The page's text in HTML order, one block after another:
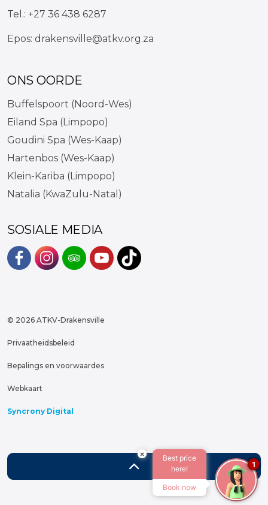
Tel.: +27 36 438 6287
Epos: drakensville@atkv.org.za
ONS OORDE
Buffelspoort (Noord-Wes)
Eiland Spa (Limpopo)
Goudini Spa (Wes-Kaap)
Hartenbos (Wes-Kaap)
Klein-Kariba (Limpopo)
Natalia (KwaZulu-Natal)
SOSIALE MEDIA
© 2026 ATKV-Drakensville
Privaatheidsbeleid
Bepalings en voorwaardes
Webkaart
Syncrony Digital
×
Best price
here!
Book now
1